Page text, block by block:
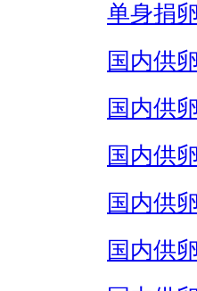
单身捐
国内供
国内供
国内供
国内供
国内供